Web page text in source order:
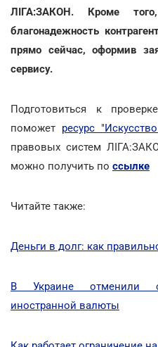
ЛІГА:ЗАКОН. Кроме
благонадежность
прямо сейчас, оформив
сервису.
Подготовиться к
поможет ресурс
правовых систем
можно получить по ссылке
Читайте также:
Деньги в долг: как
В Украине отменили
иностранной валюты